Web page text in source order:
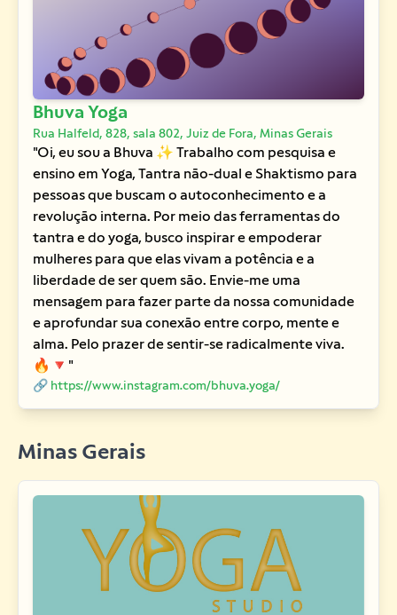
Bhuva Yoga
Rua Halfeld, 828, sala 802, Juiz de Fora, Minas Gerais
"Oi, eu sou a Bhuva ✨ Trabalho com pesquisa e
ensino em Yoga, Tantra não-dual e Shaktismo para
pessoas que buscam o autoconhecimento e a
revolução interna. Por meio das ferramentas do
tantra e do yoga, busco inspirar e empoderar
mulheres para que elas vivam a potência e a
liberdade de ser quem são. Envie-me uma
mensagem para fazer parte da nossa comunidade
e aprofundar sua conexão entre corpo, mente e
alma. Pelo prazer de sentir-se radicalmente viva.
🔥🔻"
🔗 https://www.instagram.com/bhuva.yoga/
Minas Gerais